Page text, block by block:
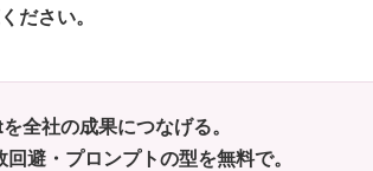
ださい。
全社の成果につなげる。
避・プロンプトの型を無料で。